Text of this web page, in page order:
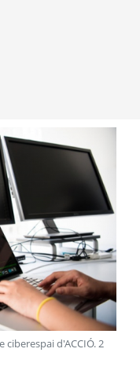
ciberespai d'ACCIÓ.2